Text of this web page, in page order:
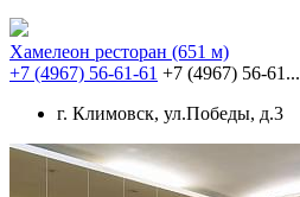
Хамелеон ресторан (651 м)
+7 (4967) 56-61-61 +7 (4967) 56-61...
г. Климовск, ул.Победы, д.3